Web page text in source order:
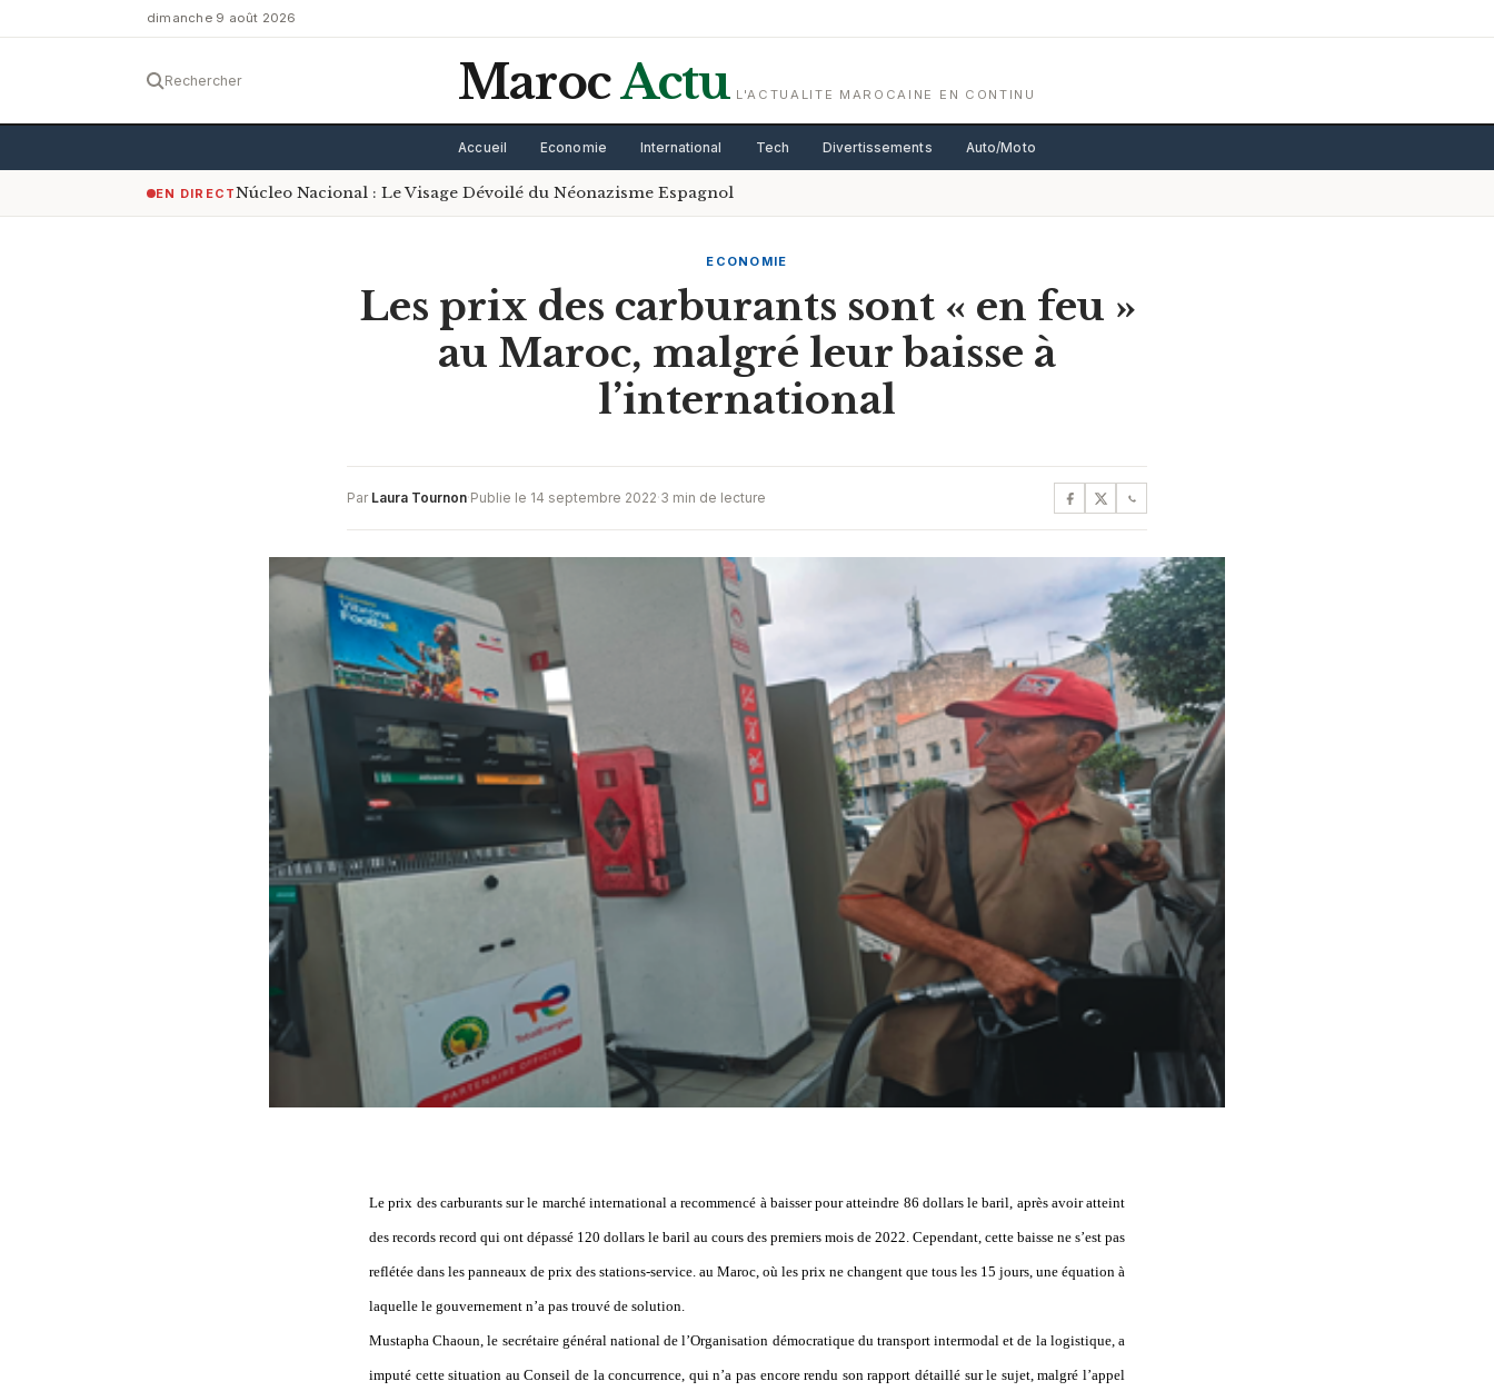
dimanche 9 août 2026
Rechercher MarocActu L'ACTUALITE MAROCAINE EN CONTINU
Accueil Economie International Tech Divertissements Auto/Moto
EN DIRECTNúcleo Nacional : Le Visage Dévoilé du Néonazisme Espagnol
ECONOMIE
Les prix des carburants sont « en feu »
au Maroc, malgré leur baisse à
l’international
Par Laura Tournon·Publie le 14 septembre 2022·3 min de lecture
Le prix des carburants sur le marché international a recommencé à baisser pour atteindre 86 dollars le baril, après avoir atteint
des records record qui ont dépassé 120 dollars le baril au cours des premiers mois de 2022. Cependant, cette baisse ne s’est pas
reflétée dans les panneaux de prix des stations-service. au Maroc, où les prix ne changent que tous les 15 jours, une équation à
laquelle le gouvernement n’a pas trouvé de solution.
Mustapha Chaoun, le secrétaire général national de l’Organisation démocratique du transport intermodal et de la logistique, a
imputé cette situation au Conseil de la concurrence, qui n’a pas encore rendu son rapport détaillé sur le sujet, malgré l’appel